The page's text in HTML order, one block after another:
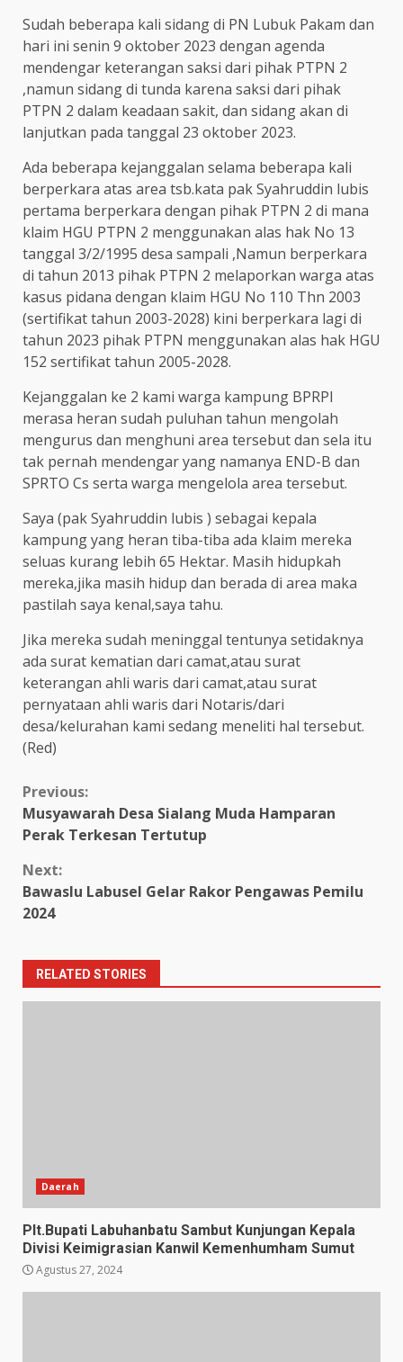
Sudah beberapa kali sidang di PN Lubuk Pakam dan
hari ini senin 9 oktober 2023 dengan agenda
mendengar keterangan saksi dari pihak PTPN 2
,namun sidang di tunda karena saksi dari pihak
PTPN 2 dalam keadaan sakit, dan sidang akan di
lanjutkan pada tanggal 23 oktober 2023.
Ada beberapa kejanggalan selama beberapa kali
berperkara atas area tsb.kata pak Syahruddin lubis
pertama berperkara dengan pihak PTPN 2 di mana
klaim HGU PTPN 2 menggunakan alas hak No 13
tanggal 3/2/1995 desa sampali ,Namun berperkara
di tahun 2013 pihak PTPN 2 melaporkan warga atas
kasus pidana dengan klaim HGU No 110 Thn 2003
(sertifikat tahun 2003-2028) kini berperkara lagi di
tahun 2023 pihak PTPN menggunakan alas hak HGU
152 sertifikat tahun 2005-2028.
Kejanggalan ke 2 kami warga kampung BPRPI
merasa heran sudah puluhan tahun mengolah
mengurus dan menghuni area tersebut dan sela itu
tak pernah mendengar yang namanya END-B dan
SPRTO Cs serta warga mengelola area tersebut.
Saya (pak Syahruddin lubis ) sebagai kepala
kampung yang heran tiba-tiba ada klaim mereka
seluas kurang lebih 65 Hektar. Masih hidupkah
mereka,jika masih hidup dan berada di area maka
pastilah saya kenal,saya tahu.
Jika mereka sudah meninggal tentunya setidaknya
ada surat kematian dari camat,atau surat
keterangan ahli waris dari camat,atau surat
pernyataan ahli waris dari Notaris/dari
desa/kelurahan kami sedang meneliti hal tersebut.
(Red)
Continue
Reading
Previous:
Musyawarah Desa Sialang Muda Hamparan
Perak Terkesan Tertutup
Next:
Bawaslu Labusel Gelar Rakor Pengawas Pemilu
2024
RELATED STORIES
Daerah
Plt.Bupati Labuhanbatu Sambut Kunjungan Kepala
Divisi Keimigrasian Kanwil Kemenhumham Sumut
Agustus 27, 2024